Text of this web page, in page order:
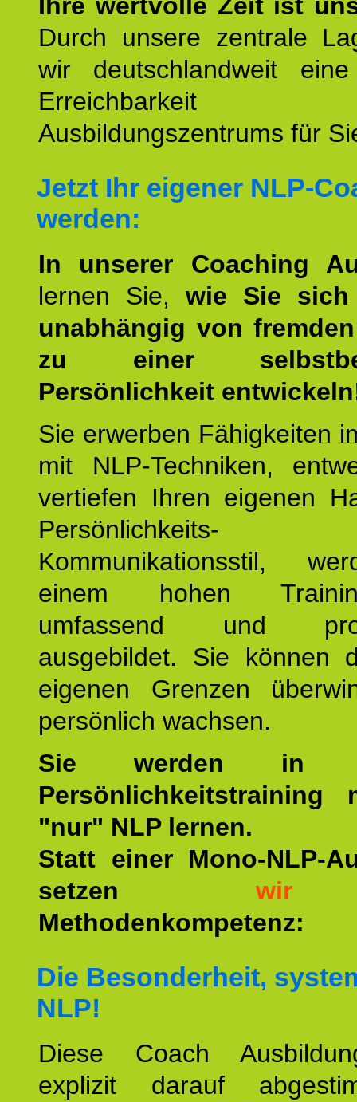
Durch unsere zentrale
wir deutschlandweit
Erreichbarkeit
Ausbildungszentrums für
Jetzt Ihr eigener NLP-
werden:
In unserer Coaching
lernen Sie, wie Sie
unabhängig von
zu einer
Persönlichkeit
Sie erwerben Fähigkeiten
mit NLP-Techniken,
vertiefen Ihren eigenen
Kommunikationsstil,
einem hohen
umfassend und
ausgebildet. Sie können
eigenen Grenzen
persönlich wachsen.
Sie werden in
Persönlichkeitstraining
"nur" NLP lernen.
Statt einer Mono-NLP-
setzen wir
Methodenkompetenz:
Die Besonderheit,
NLP!
Diese Coach
explizit darauf